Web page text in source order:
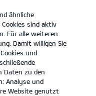
KONTAKT
ähnliche
Cookies sind aktiv
Für alle weiteren
Damit willigen Sie
und
Daten zu den
Analyse und
Website genutzt